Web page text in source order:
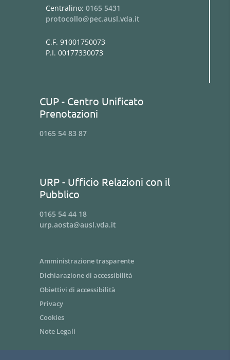
Centralino: 0165 5431
protocollo@pec.ausl.vda.it
C.F. 91001750073
P.I. 00177330073
CUP - Centro Unificato
Prenotazioni
0165 54 83 87
URP - Ufficio Relazioni con il
Pubblico
0165 54 44 18
urp.aosta@ausl.vda.it
Amministrazione trasparente
Dichiarazione di accessibilità
Obiettivi di accessibilità
Privacy
Cookies
Note Legali